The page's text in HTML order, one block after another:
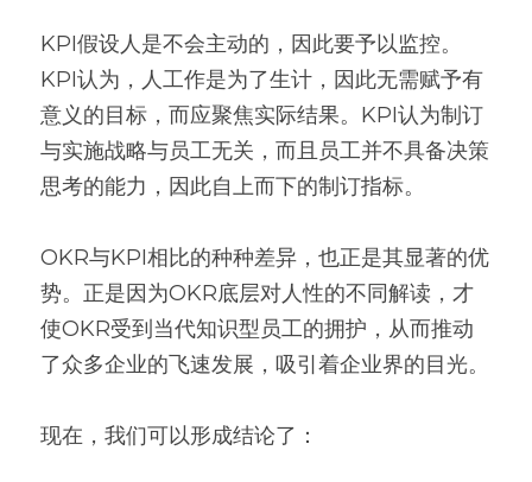
KPI假设人是不会主动的，因此要予以监控。
KPI认为，人工作是为了生计，因此无需赋予有
意义的目标，而应聚焦实际结果。KPI认为制订
与实施战略与员工无关，而且员工并不具备决策
思考的能力，因此自上而下的制订指标。
OKR与KPI相比的种种差异，也正是其显著的优
势。正是因为OKR底层对人性的不同解读，才
使OKR受到当代知识型员工的拥护，从而推动
了众多企业的飞速发展，吸引着企业界的目光。
现在，我们可以形成结论了：